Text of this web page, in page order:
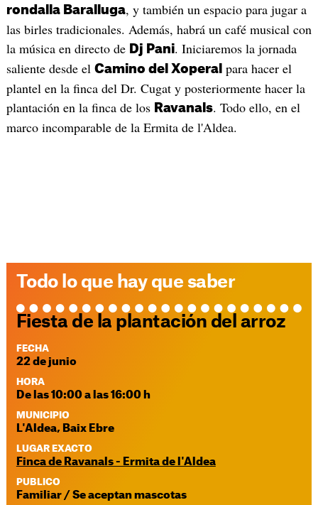
rondalla Baralluga, y también un espacio para jugar a
las birles tradicionales. Además, habrá un café musical con
la música en directo de Dj Pani. Iniciaremos la jornada
saliente desde el Camino del Xoperal para hacer el
plantel en la finca del Dr. Cugat y posteriormente hacer la
plantación en la finca de los Ravanals. Todo ello, en el
marco incomparable de la Ermita de l'Aldea.
Todo lo que hay que saber
Fiesta de la plantación del arroz
FECHA
22 de junio
HORA
De las 10:00 a las 16:00 h
MUNICIPIO
L'Aldea, Baix Ebre
LUGAR EXACTO
Finca de Ravanals - Ermita de l'Aldea
PUBLICO
Familiar / Se aceptan mascotas